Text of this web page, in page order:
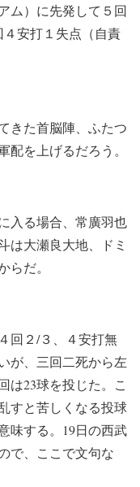
ム）に先発して５回
安打１失点（自責
きた首脳陣、ふたつ
を上げるだろう。
入る場合、常廣羽也
は大瀬良大地、ドミ
らだ。
回２/３、４安打無
が、三回二死から左
は23球を投じた。こ
すと苦しくなる投球
味する。19日の西武
で、ここで文句な